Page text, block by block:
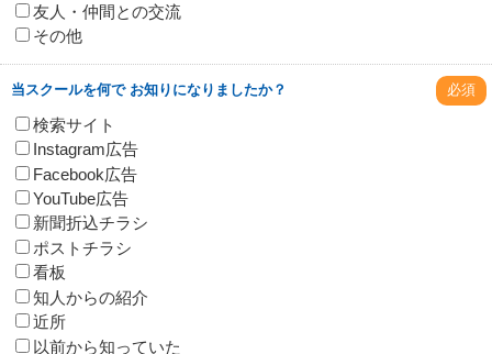
友人・仲間との交流
その他
当スクールを何で お知りになりましたか？ 必須
検索サイト
Instagram広告
Facebook広告
YouTube広告
新聞折込チラシ
ポストチラシ
看板
知人からの紹介
近所
以前から知っていた